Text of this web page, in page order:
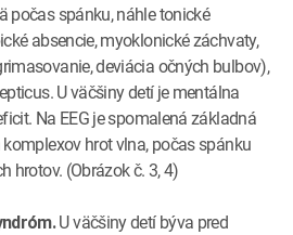
počas spánku, náhle tonické
absencie, myoklonické záchvaty,
deviácia očných bulbov),
U väčšiny detí je mentálna
Na EEG je spomalená základná
hrot vlna, počas spánku
hrotov. (Obrázok č. 3, 4)
U väčšiny detí býva pred